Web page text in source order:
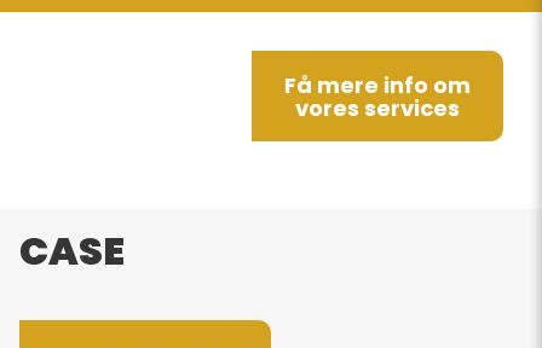
Få mere info om
vores services
CASE